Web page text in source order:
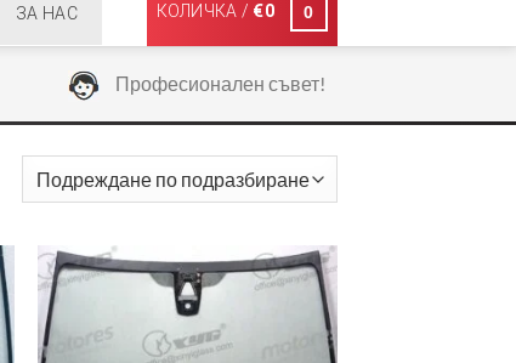
ЗА НАС КОЛИЧКА / €0 0
Професионален съвет!